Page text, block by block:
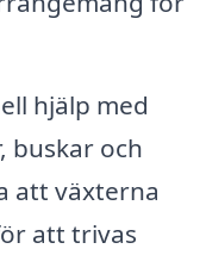
hjälp med
buskar och
att växterna
att trivas